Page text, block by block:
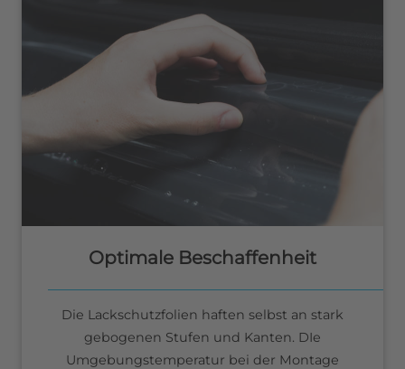
Optimale Beschaffenheit
Die Lackschutzfolien haften selbst an stark
gebogenen Stufen und Kanten. DIe
Umgebungstemperatur bei der Montage